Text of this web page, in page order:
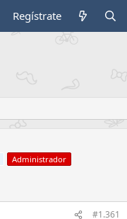
Regístrate
Administrador
#1.361